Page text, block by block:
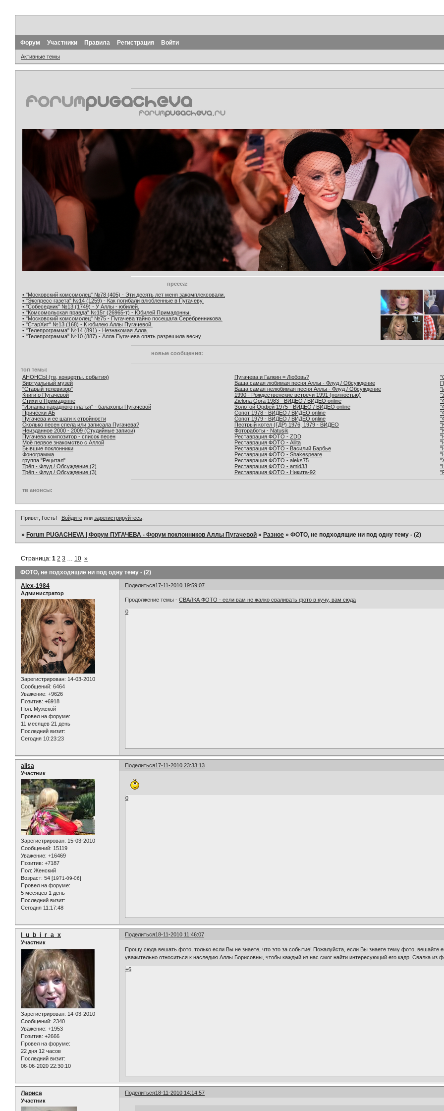
Форум Участники Правила Регистрация Войти
Активные темы
пресса:
• "Московский комсомолец" №78 (405) - Эти десять лет меня закомплексовали.
• "Экспресс газета" №14 (1259) - Как погибали влюбленные в Пугачеву.
• "Собеседник" №13 (1749) - У Аллы - юбилей.
• "Комсомольская правда" №15т (26965-т) - Юбилей Примадонны.
• "Московский комсомолец" №75 - Пугачева тайно посещала Серебренникова.
• "СтарХит" №13 (168) - К юбилею Аллы Пугачевой.
• "Телепрограмма" №14 (891) - Незнакомая Алла.
• "Телепрограмма" №10 (887) - Алла Пугачева опять разрешила весну.
новые сообщения:
топ темы:
АНОНСЫ (тв, концерты, события)
Виртуальный музей
"Старый телевизор"
Книги о Пугачевой
Стихи о Примадонне
"Изнанка парадного платья" - балахоны Пугачевой
Причёски АБ
Пугачева и ее шаги к стройности
Сколько песен спела или записала Пугачева?
Неизданное 2000 - 2009 (Студийные записи)
Пугачева композитор - список песен
Моё первое знакомство с Аллой
Бывшие поклонники
Фонограмма
группа "Рецитал"
Трёп - Флуд / Обсуждение (2)
Трёп - Флуд / Обсуждение (3)
Пугачева и Галкин = Любовь?
Ваша самая любимая песня Аллы - Флуд / Обсуждение
Ваша самая нелюбимая песня Аллы - Флуд / Обсуждение
1990 - Рождественские встречи 1991 (полностью)
Zielona Gora 1983 - ВИДЕО / ВИДЕО online
Золотой Орфей 1975 - ВИДЕО / ВИДЕО online
Сопот 1978 - ВИДЕО / ВИДЕО online
Сопот 1979 - ВИДЕО / ВИДЕО online
Пестрый котел (ГДР) 1976, 1979 - ВИДЕО
Фотоработы - Natusik
Реставрация ФОТО - ZDD
Реставрация ФОТО - Allita
Реставрация ФОТО - Василий Барбье
Реставрация ФОТО - Shakespeare
Реставрация ФОТО - aleks75
Реставрация ФОТО - amid33
Реставрация ФОТО - Никита-92
тв анонсы:
Привет, Гость! Войдитеили зарегистрируйтесь.
»Forum PUGACHEVA | Форум ПУГАЧЕВА - Форум поклонников Аллы Пугачевой »Разное »ФОТО, не подходящие ни под одну тему - (2)
ФОТО, не подходящие ни под одну тему - (2)
Страница:1 2 3 … 10 »
Поделиться17-11-2010 19:59:07
Alex-1984
Администратор
Зарегистрирован: 14-03-2010
Сообщений: 6464
Уважение: +9626
Позитив: +6918
Пол: Мужской
Провел на форуме:
11 месяцев 21 день
Последний визит:
Сегодня 10:23:23
Продолжение темы -СВАЛКА ФОТО - если вам не жалко сваливать фото в кучу, вам сюда
0
Поделиться17-11-2010 23:33:13
alisa
Участник
Зарегистрирован: 15-03-2010
Сообщений: 15119
Уважение: +16469
Позитив: +7187
Пол: Женский
Возраст: 54 [1971-09-06]
Провел на форуме:
5 месяцев 1 день
Последний визит:
Сегодня 11:17:48
0
Поделиться18-11-2010 11:46:07
l_u_b_i_r_a_x
Участник
Зарегистрирован: 14-03-2010
Сообщений: 2340
Уважение: +1953
Позитив: +2666
Провел на форуме:
22 дня 12 часов
Последний визит:
06-06-2020 22:30:10
Прошу сюда вешать фото, только если Вы не знаете, что это за событие! Пожалуйста, если Вы знаете тему фото, вешайте
уважительно относиться к наследию Аллы Борисовны, чтобы каждый из нас смог найти интересующий его кадр. Свалка из
+6
Поделиться18-11-2010 14:14:57
Лариса
Участник